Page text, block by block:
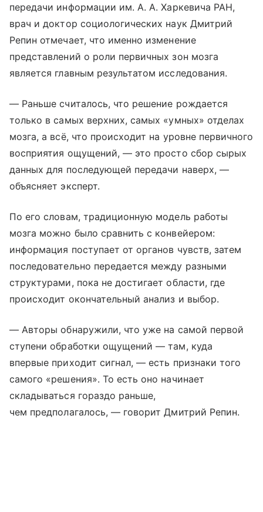
передачи информации им. А. А. Харкевича РАН,
врач и доктор социологических наук Дмитрий
Репин отмечает, что именно изменение
представлений о роли первичных зон мозга
является главным результатом исследования.
— Раньше считалось, что решение рождается
только в самых верхних, самых «умных» отделах
мозга, а всё, что происходит на уровне первичного
восприятия ощущений, — это просто сбор сырых
данных для последующей передачи наверх, —
объясняет эксперт.
По его словам, традиционную модель работы
мозга можно было сравнить с конвейером:
информация поступает от органов чувств, затем
последовательно передается между разными
структурами, пока не достигает области, где
происходит окончательный анализ и выбор.
— Авторы обнаружили, что уже на самой первой
ступени обработки ощущений — там, куда
впервые приходит сигнал, — есть признаки того
самого «решения». То есть оно начинает
складываться гораздо раньше,
чем предполагалось, — говорит Дмитрий Репин.